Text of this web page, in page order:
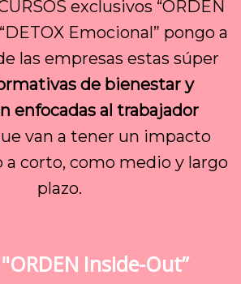
exclusivos “ORDEN
Emocional” pongo a
las empresas estas súper
de bienestar y
enfocadas al trabajador
van a tener un impacto
corto, como medio y largo
plazo.
"ORDEN Inside-Out”